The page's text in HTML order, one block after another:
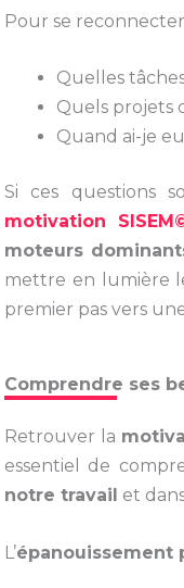
Pour se reconnecter
Quelles
Quels projets
Quand ai-je
Si ces questions
motivation SISEM
moteurs
mettre en lumière
premier pas vers
Comprendre ses
Retrouver la
essentiel de
notre travail et
L’épanouissement